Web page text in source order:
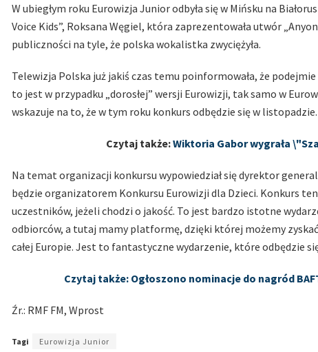
W ubiegłym roku Eurowizja Junior odbyła się w Mińsku na
Voice Kids”, Roksana Węgiel, która zaprezentowała utwór
publiczności na tyle, że polska wokalistka zwyciężyła.
Telewizja Polska już jakiś czas temu poinformowała, że
to jest w przypadku „dorosłej” wersji Eurowizji, tak samo w
wskazuje na to, że w tym roku konkurs odbędzie się w listopadzie.
Czytaj także:Wiktoria Gabor wygrała
Na temat organizacji konkursu wypowiedział się dyrektor
będzie organizatorem Konkursu Eurowizji dla Dzieci. Konkurs
uczestników, jeżeli chodzi o jakość. To jest bardzo istotne
odbiorców, a tutaj mamy platformę, dzięki której możemy
całej Europie. Jest to fantastyczne wydarzenie, które odbędzie
Czytaj także: Ogłoszono nominacje do nagród
Źr.: RMF FM, Wprost
Tagi Eurowizja Junior